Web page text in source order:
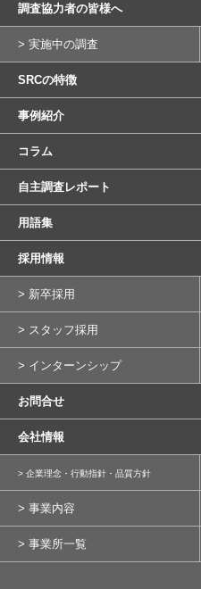
調査協力者の皆様へ
> 実施中の調査
SRCの特徴
事例紹介
コラム
自主調査レポート
用語集
採用情報
> 新卒採用
> スタッフ採用
> インターンシップ
お問合せ
会社情報
> 企業理念・行動指針・品質方針
> 事業内容
> 事業所一覧